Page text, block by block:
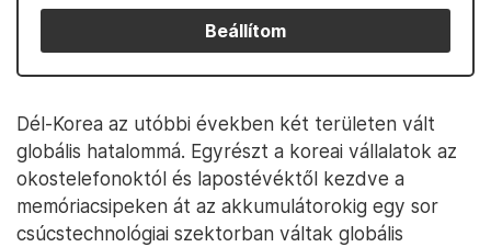
Beállítom
Dél-Korea az utóbbi években két területen vált
globális hatalommá. Egyrészt a koreai vállalatok az
okostelefonoktól és lapostévéktől kezdve a
memóriacsipeken át az akkumulátorokig egy sor
csúcstechnológiai szektorban váltak globális